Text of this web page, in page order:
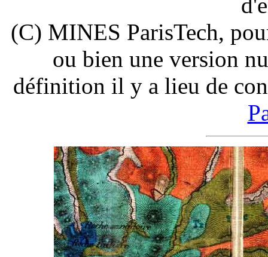
(C) MINES ParisTech,
ou bien une version
définition il y a lieu de